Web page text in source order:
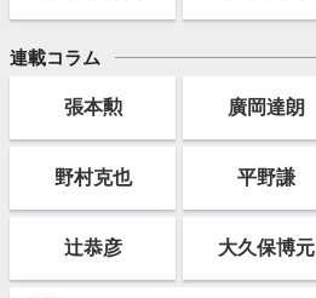
連載コラム
張本勲 廣岡達朗
野村克也 平野謙
辻恭彦 大久保博元